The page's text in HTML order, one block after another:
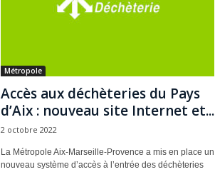
Métropole
Accès aux déchèteries du Pays
d’Aix : nouveau site Internet et...
2 octobre 2022
La Métropole Aix-Marseille-Provence a mis en place un
nouveau système d’accès à l’entrée des déchèteries